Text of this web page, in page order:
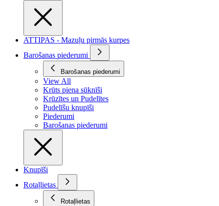
ATTIPAS - Mazuļu pirmās kurpes
Barošanas piederumi
Barošanas piederumi
View All
Krūts piena sūknīši
Krūzītes un Pudelītes
Pudelīšu knupīši
Piederumi
Barošanas piederumi
Knupīši
Rotaļlietas
Rotaļlietas